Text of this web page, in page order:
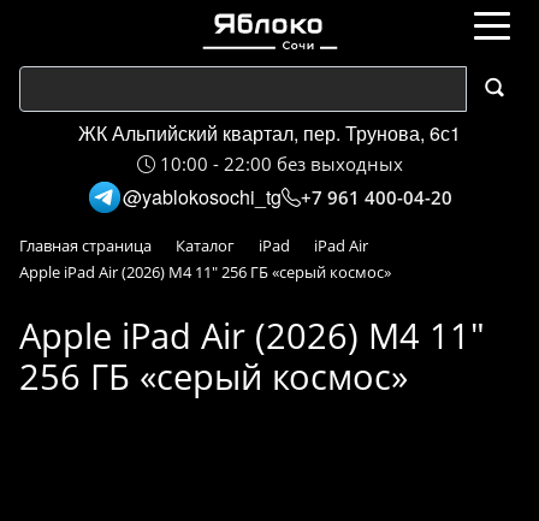
ЖК Альпийский квартал, пер. Трунова, 6с1
10:00 - 22:00 без выходных
@yablokosochi_tg +7 961 400-04-20
Главная страница Каталог iPad
iPad Air
Apple iPad Air (2026) M4 11" 256 ГБ «серый космос»
Apple iPad Air (2026) M4 11"
256 ГБ «серый космос»